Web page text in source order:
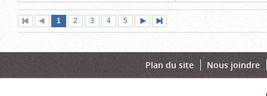
Première
page
Page
précédente
Page
1 (page
actuelle)
Page
2 Page
3 Page
4 Page
5
suivante
page
Plan du site Nous joindre